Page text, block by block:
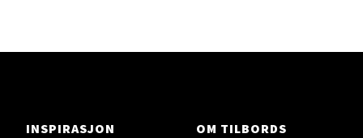
INSPIRASJON
OM TILBORDS
Åpent i dag 10-21